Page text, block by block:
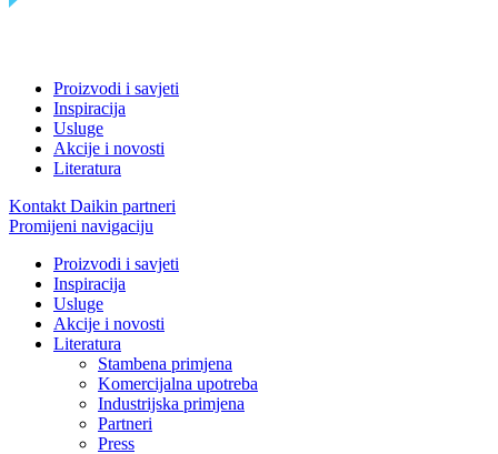
Proizvodi i savjeti
Inspiracija
Usluge
Akcije i novosti
Literatura
Kontakt Daikin partneri
Promijeni navigaciju
Proizvodi i savjeti
Inspiracija
Usluge
Akcije i novosti
Literatura
Stambena primjena
Komercijalna upotreba
Industrijska primjena
Partneri
Press